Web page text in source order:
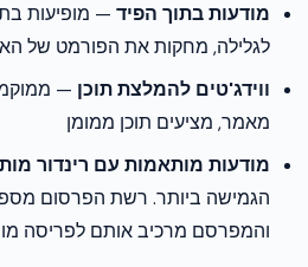
מודעות בתוך הפיד — מופיעות
לגלילה, מחקות את הפורמט של
ווידג'טים להמלצת תוכן —
מאמר, מציעים תוכן ממומן
מודעות מותאמות עם רינדור
הגמישה ביותר. רשת הפרסום
והמפרסם מרכיב אותם לפריסה